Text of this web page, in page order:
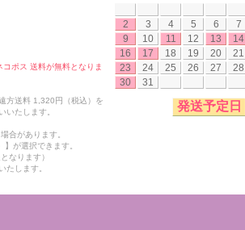
ポス 送料が無料となりま
方送料 1,320円（税込）を
いたします。
合があります。
が選択できます。
なります）
たします。
2
3 4 5 6 7
9
10 11 12 13 14
16
17 18 19 20 21
23
24 25 26 27 28
30
31
発送予定日